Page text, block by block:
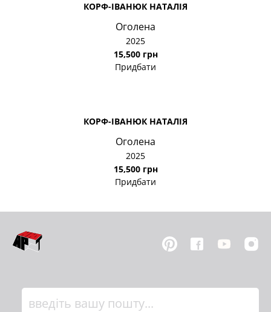
КОРФ-ІВАНЮК НАТАЛІЯ
Оголена
2025
15,500 грн
Придбати
КОРФ-ІВАНЮК НАТАЛІЯ
Оголена
2025
15,500 грн
Придбати